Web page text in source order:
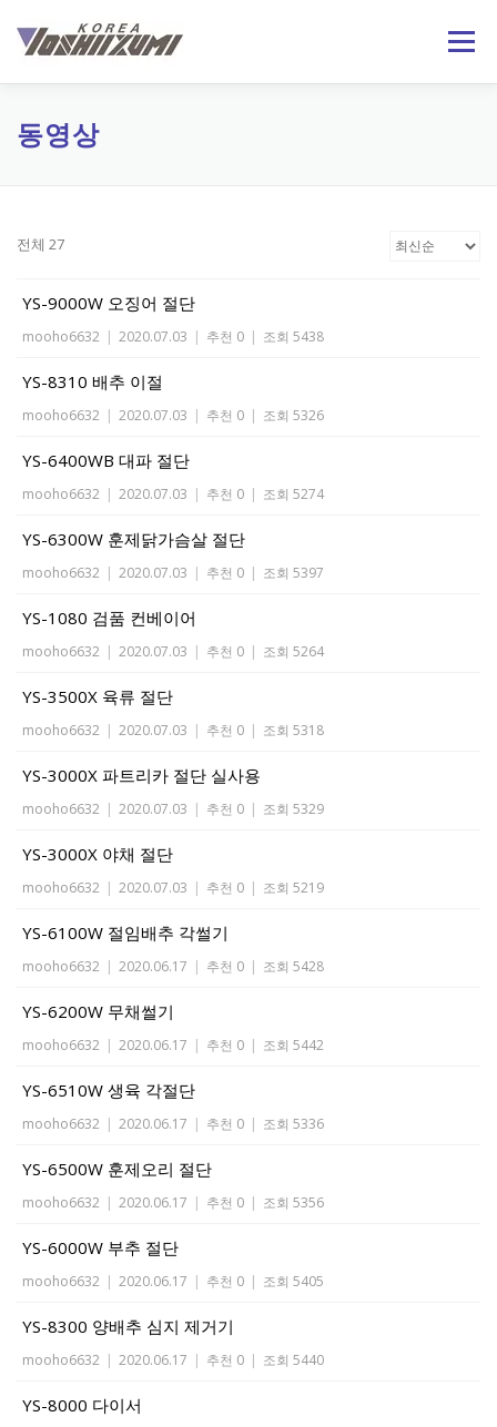
메뉴
회사소개
동영상
전체 27
YS-9000W 오징어 절단
mooho6632 | 2020.07.03 | 추천 0 | 조회 5438
YS-8310 배추 이절
mooho6632 | 2020.07.03 | 추천 0 | 조회 5326
YS-6400WB 대파 절단
mooho6632 | 2020.07.03 | 추천 0 | 조회 5274
YS-6300W 훈제닭가슴살 절단
mooho6632 | 2020.07.03 | 추천 0 | 조회 5397
YS-1080 검품 컨베이어
mooho6632 | 2020.07.03 | 추천 0 | 조회 5264
YS-3500X 육류 절단
mooho6632 | 2020.07.03 | 추천 0 | 조회 5318
YS-3000X 파트리카 절단 실사용
mooho6632 | 2020.07.03 | 추천 0 | 조회 5329
YS-3000X 야채 절단
mooho6632 | 2020.07.03 | 추천 0 | 조회 5219
YS-6100W 절임배추 각썰기
mooho6632 | 2020.06.17 | 추천 0 | 조회 5428
YS-6200W 무채썰기
mooho6632 | 2020.06.17 | 추천 0 | 조회 5442
YS-6510W 생육 각절단
mooho6632 | 2020.06.17 | 추천 0 | 조회 5336
YS-6500W 훈제오리 절단
mooho6632 | 2020.06.17 | 추천 0 | 조회 5356
YS-6000W 부추 절단
mooho6632 | 2020.06.17 | 추천 0 | 조회 5405
YS-8300 양배추 심지 제거기
mooho6632 | 2020.06.17 | 추천 0 | 조회 5440
YS-8000 다이서